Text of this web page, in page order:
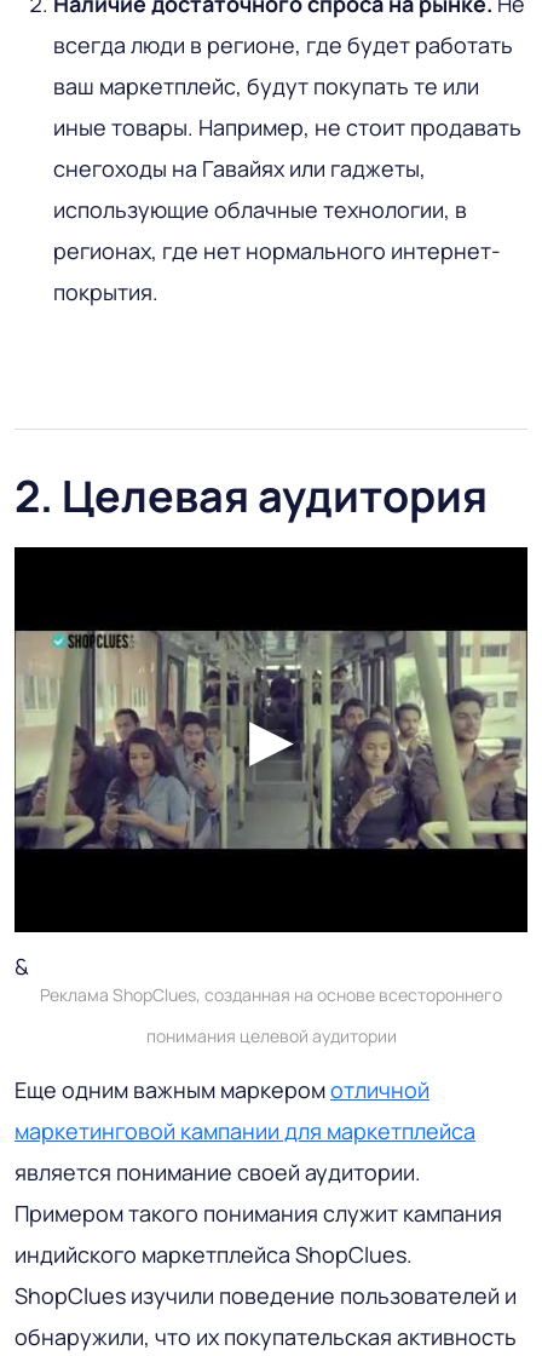
всегда люди в регионе, где будет работать
ваш маркетплейс, будут покупать те или
иные товары. Например, не стоит продавать
снегоходы на Гавайях или гаджеты,
использующие облачные технологии, в
регионах, где нет нормального интернет-
покрытия.
2. Целевая аудитория
&
Реклама ShopClues, созданная на основе всестороннего
понимания целевой аудитории
Еще одним важным маркеромотличной
маркетинговой кампании для маркетплейса
является понимание своей аудитории.
Примером такого понимания служит кампания
индийского маркетплейса ShopClues.
ShopClues изучили поведение пользователей и
обнаружили, что их покупательская активность